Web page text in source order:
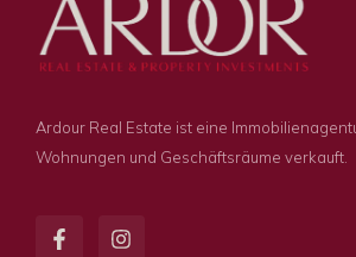
Ardour Real Estate ist eine
Wohnungen und Geschäftsräume verkauft.